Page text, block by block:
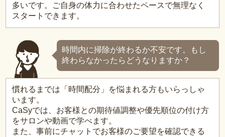
多いです。ご自身の体力に合わせたペースで無理なく
スタートできます。
時間内に掃除が終わるか不安です。もし
終わらなかったらどうなりますか？
慣れるまでは「時間配分」を悩まれる方もいらっしゃ
います。
CaSyでは、お客様との期待値調整や優先順位の付け方
をサロンや動画で学べます。
また、事前にチャットでお客様のご要望を確認できる